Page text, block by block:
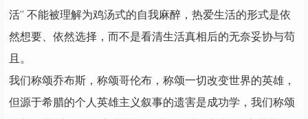
活” 不能被理解为鸡汤式的自我麻醉，热爱生活的形式是依
然想要、依然选择，而不是看清生活真相后的无奈妥协与苟
且。
我们称颂乔布斯，称颂哥伦布，称颂一切改变世界的英雄，
但源于希腊的个人英雄主义叙事的遗害是成功学，我们称颂